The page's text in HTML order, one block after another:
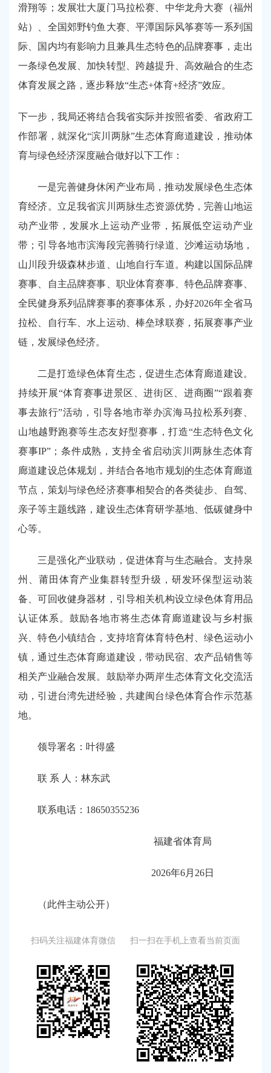
滑翔等；发展壮大厦门马拉松赛、中华龙舟大赛（福州
站）、全国郊野钓鱼大赛、平潭国际风筝赛等一系列国
际、国内均有影响力且兼具生态特色的品牌赛事，走出
一条绿色发展、加快转型、跨越提升、高效融合的生态
体育发展之路，逐步释放“生态+体育+经济”效应。
下一步，我局还将结合我省实际并按照省委、省政府工
作部署，就深化“滨川两脉”生态体育廊道建设，推动体
育与绿色经济深度融合做好以下工作：
一是完善健身休闲产业布局，推动发展绿色生态体
育经济。立足我省滨川两脉生态资源优势，完善山地运
动产业带，发展水上运动产业带，拓展低空运动产业
带；引导各地市滨海段完善骑行绿道、沙滩运动场地，
山川段升级森林步道、山地自行车道。构建以国际品牌
赛事、自主品牌赛事、职业体育赛事、特色品牌赛事、
全民健身系列品牌赛事的赛事体系，办好2026年全省马
拉松、自行车、水上运动、棒垒球联赛，拓展赛事产业
链，发展绿色经济。
二是打造绿色体育生态，促进生态体育廊道建设。
持续开展“体育赛事进景区、进街区、进商圈”“跟着赛
事去旅行”活动，引导各地市举办滨海马拉松系列赛、
山地越野跑赛等生态友好型赛事，打造“生态特色文化
赛事IP”；条件成熟，支持全省启动滨川两脉生态体育
廊道建设总体规划，并结合各地市规划的生态体育廊道
节点，策划与绿色经济赛事相契合的各类徒步、自驾、
亲子等主题线路，建设生态体育研学基地、低碳健身中
心等。
三是强化产业联动，促进体育与生态融合。支持泉
州、莆田体育产业集群转型升级，研发环保型运动装
备、可回收健身器材，引导相关机构设立绿色体育用品
认证体系。鼓励各地市将生态体育廊道建设与乡村振
兴、特色小镇结合，支持培育体育特色村、绿色运动小
镇，通过生态体育廊道建设，带动民宿、农产品销售等
相关产业融合发展。鼓励举办两岸生态体育文化交流活
动，引进台湾先进经验，共建闽台绿色体育合作示范基
地。
领导署名：叶得盛
联 系 人：林东武
联系电话：18650355236
福建省体育局
2026年6月26日
（此件主动公开）
扫码关注福建体育微信 扫一扫在手机上查看当前页面